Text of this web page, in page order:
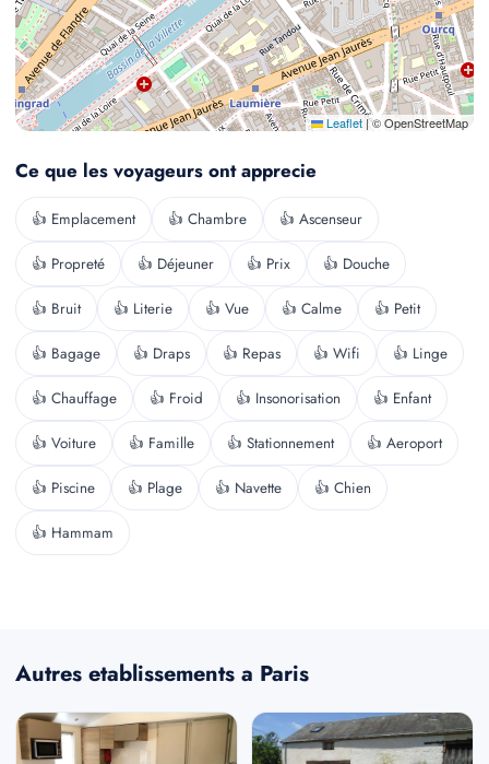
Leaflet |© OpenStreetMap
Ce que les voyageurs ont apprecie
👍 Emplacement 👍 Chambre 👍 Ascenseur
👍 Propreté 👍 Déjeuner 👍 Prix 👍 Douche
👍 Bruit 👍 Literie 👍 Vue 👍 Calme 👍 Petit
👍 Bagage 👍 Draps 👍 Repas 👍 Wifi 👍 Linge
👍 Chauffage 👍 Froid 👍 Insonorisation 👍 Enfant
👍 Voiture 👍 Famille 👍 Stationnement 👍 Aeroport
👍 Piscine 👍 Plage 👍 Navette 👍 Chien
👍 Hammam
Autres etablissements a Paris